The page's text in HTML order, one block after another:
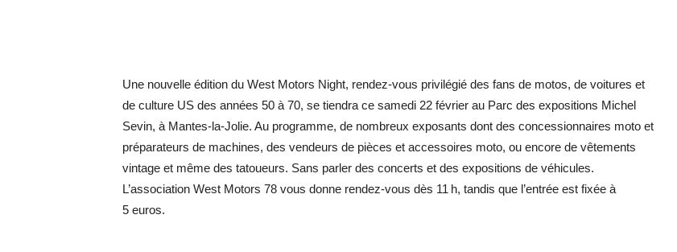
Une nouvelle édition du West Motors Night, rendez-vous privilégié des fans de motos, de voitures et
de culture US des années 50 à 70, se tiendra ce samedi 22 février au Parc des expositions Michel
Sevin, à Mantes-la-Jolie. Au programme, de nombreux exposants dont des concessionnaires moto et
préparateurs de machines, des vendeurs de pièces et accessoires moto, ou encore de vêtements
vintage et même des tatoueurs. Sans parler des concerts et des expositions de véhicules.
L’association West Motors 78 vous donne rendez-vous dès 11 h, tandis que l’entrée est fixée à
5 euros.